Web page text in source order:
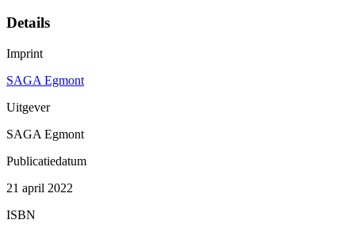
Details
Imprint
SAGA Egmont
Uitgever
SAGA Egmont
Publicatiedatum
21 april 2022
ISBN